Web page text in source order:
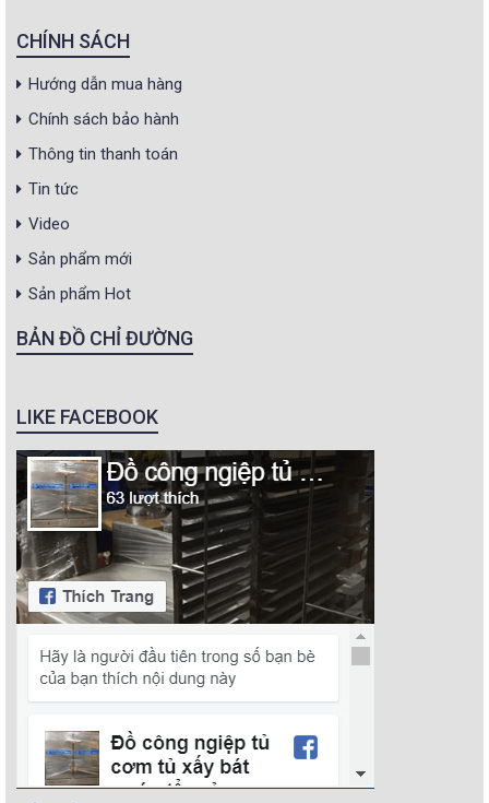
CHÍNH SÁCH
Hướng dẫn mua hàng
Chính sách bảo hành
Thông tin thanh toán
Tin tức
Video
Sản phẩm mới
Sản phẩm Hot
BẢN ĐỒ CHỈ ĐƯỜNG
LIKE FACEBOOK